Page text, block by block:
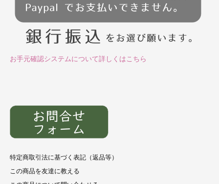
お手元確認システムについて詳しくはこちら
特定商取引法に基づく表記（返品等）
この商品を友達に教える